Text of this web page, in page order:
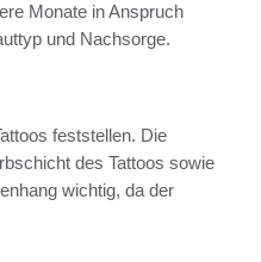
Monate in Anspruch
und Nachsorge.
feststellen. Die
des Tattoos sowie
wichtig, da der